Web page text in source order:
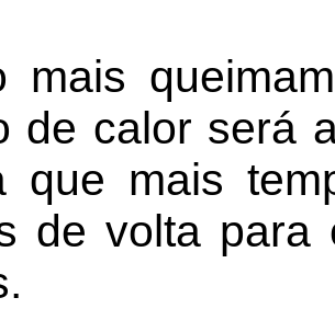
mais
de calor será
que mais
de volta para